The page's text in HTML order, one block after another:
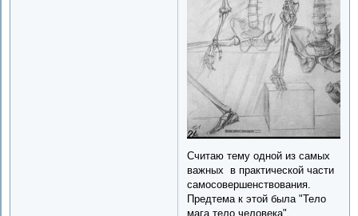
Считаю тему одной из самых
важных в практической части
самосовершенствования.
Предтема к этой была "Тело
мага тело человека".